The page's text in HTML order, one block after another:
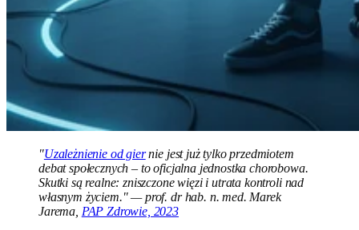
"Uzależnienie od giernie jest już tylko przedmiotem
debat społecznych – to oficjalna jednostka chorobowa.
Skutki są realne: zniszczone więzi i utrata kontroli nad
własnym życiem." — prof. dr hab. n. med. Marek
Jarema, PAP Zdrowie, 2023